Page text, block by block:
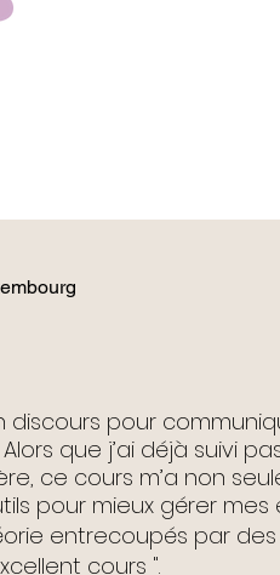
discours pour
Alors que j’ai déjà suivi
ce cours m’a non
pour mieux gérer mes
entrecoupés par
cours ".